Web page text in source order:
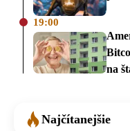
19:00
na
Najčítanejšie